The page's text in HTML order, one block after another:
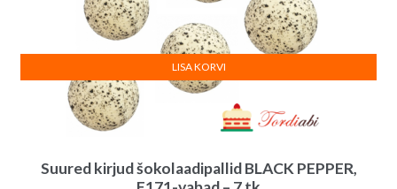
Suured kirjud šokolaadipallid BLACK PEPPER,
LISA KORVI